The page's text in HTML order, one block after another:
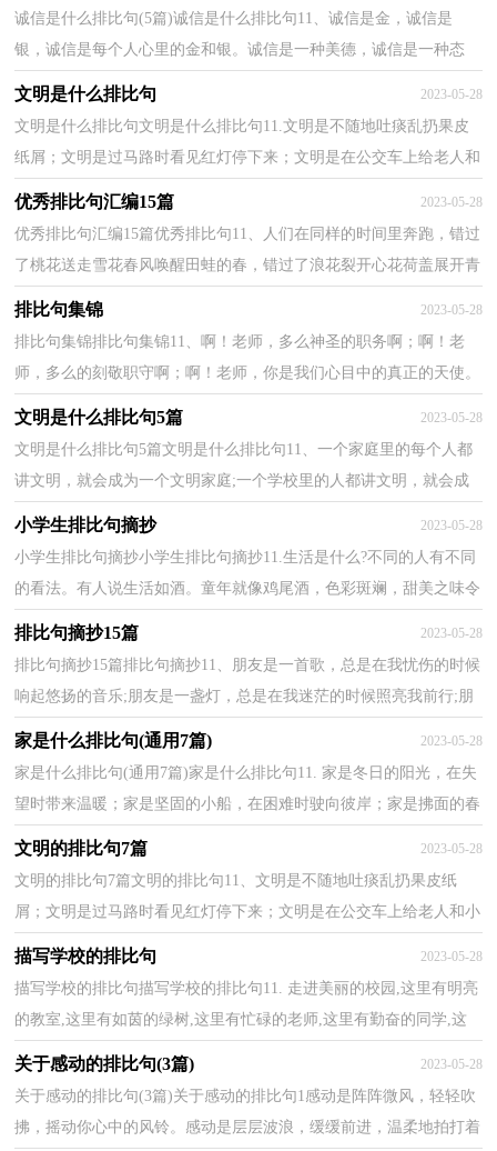
诚信是什么排比句(5篇)诚信是什么排比句11、诚信是金，诚信是
银，诚信是每个人心里的金和银。诚信是一种美德，诚信是一种态
文明是什么排比句 2023-05-28
文明是什么排比句文明是什么排比句11.文明是不随地吐痰乱扔果皮
纸屑；文明是过马路时看见红灯停下来；文明是在公交车上给老人和
优秀排比句汇编15篇 2023-05-28
优秀排比句汇编15篇优秀排比句11、人们在同样的时间里奔跑，错过
了桃花送走雪花春风唤醒田蛙的春，错过了浪花裂开心花荷盖展开青
排比句集锦 2023-05-28
排比句集锦排比句集锦11、啊！老师，多么神圣的职务啊；啊！老
师，多么的刻敬职守啊；啊！老师，你是我们心目中的真正的天使。
文明是什么排比句5篇 2023-05-28
文明是什么排比句5篇文明是什么排比句11、一个家庭里的每个人都
讲文明，就会成为一个文明家庭;一个学校里的人都讲文明，就会成
小学生排比句摘抄 2023-05-28
小学生排比句摘抄小学生排比句摘抄11.生活是什么?不同的人有不同
的看法。有人说生活如酒。童年就像鸡尾酒，色彩斑斓，甜美之味令
排比句摘抄15篇 2023-05-28
排比句摘抄15篇排比句摘抄11、朋友是一首歌，总是在我忧伤的时候
响起悠扬的音乐;朋友是一盏灯，总是在我迷茫的时候照亮我前行;朋
友是一本书，总是在我困惑的时候让我找到答案。2...
家是什么排比句(通用7篇) 2023-05-28
家是什么排比句(通用7篇)家是什么排比句11. 家是冬日的阳光，在失
望时带来温暖；家是坚固的小船，在困难时驶向彼岸；家是拂面的春
文明的排比句7篇 2023-05-28
文明的排比句7篇文明的排比句11、文明是不随地吐痰乱扔果皮纸
屑；文明是过马路时看见红灯停下来；文明是在公交车上给老人和小
描写学校的排比句 2023-05-28
描写学校的排比句描写学校的排比句11. 走进美丽的校园,这里有明亮
的教室,这里有如茵的绿树,这里有忙碌的老师,这里有勤奋的同学,这
关于感动的排比句(3篇) 2023-05-28
关于感动的排比句(3篇)关于感动的排比句1感动是阵阵微风，轻轻吹
拂，摇动你心中的风铃。感动是层层波浪，缓缓前进，温柔地拍打着